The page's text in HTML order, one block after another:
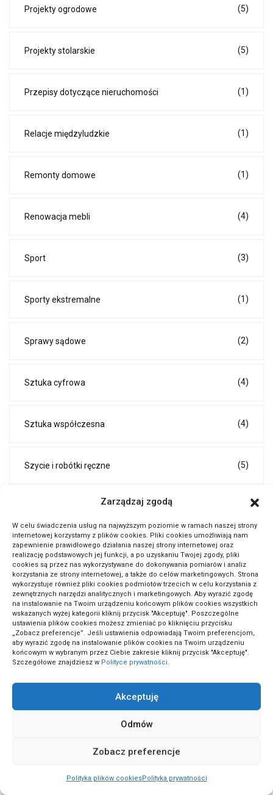
Zarządzaj zgodą
W celu świadczenia usług na najwyższym poziomie w ramach naszej strony
internetowej korzystamy z plików cookies. Pliki cookies umożliwiają nam
zapewnienie prawidłowego działania naszej strony internetowej oraz
realizację podstawowych jej funkcji, a po uzyskaniu Twojej zgody, pliki
cookies są przez nas wykorzystywane do dokonywania pomiarów i analiz
korzystania ze strony internetowej, a także do celów marketingowych. Strona
wykorzystuje również pliki cookies podmiotów trzecich w celu korzystania z
zewnętrznych narzędzi analitycznych i marketingowych. Aby wyrazić zgodę
na instalowanie na Twoim urządzeniu końcowym plików cookies wszystkich
wskazanych wyżej kategorii kliknij przycisk "Akceptuję". Poszczególne
ustawienia plików cookies możesz zmieniać po kliknięciu przycisku
„Zobacz preferencje”. Jeśli ustawienia odpowiadają Twoim preferencjom,
aby wyrazić zgodę na instalowanie plików cookies na Twoim urządzeniu
końcowym w wybranym przez Ciebie zakresie kliknij przycisk "Akceptuję".
Szczegółowe znajdziesz w Polityce prywatności.
Akceptuję
Odmów
Zobacz preferencje
Polityka plików cookiesPolityka prywatności
Projekty ogrodowe (5)
Projekty stolarskie (5)
Przepisy dotyczące nieruchomości (1)
Relacje międzyludzkie (1)
Remonty domowe (1)
Renowacja mebli (4)
Sport (3)
Sporty ekstremalne (1)
Sprawy sądowe (2)
Sztuka cyfrowa (4)
Sztuka współczesna (4)
Szycie i robótki ręczne (5)
Techniki DIY i majsterkowanie
Technologia
Technologia i innowacje (1)
Tenis (1)
Umowy i kontrakty